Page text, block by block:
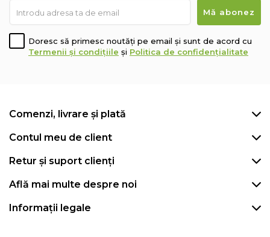
Doresc să primesc noutăți pe email și sunt de acord cu
Termenii și condițiile și Politica de confidențialitate
Comenzi, livrare și plată
Contul meu de client
Retur și suport clienți
Află mai multe despre noi
Informații legale